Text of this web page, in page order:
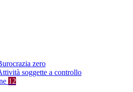
zero
soggette a controllo
12